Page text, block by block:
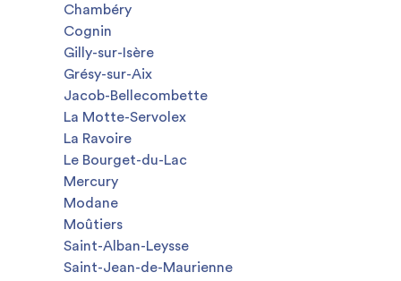
Chambéry
Cognin
Gilly-sur-Isère
Grésy-sur-Aix
Jacob-Bellecombette
La Motte-Servolex
La Ravoire
Le Bourget-du-Lac
Mercury
Modane
Moûtiers
Saint-Alban-Leysse
Saint-Jean-de-Maurienne